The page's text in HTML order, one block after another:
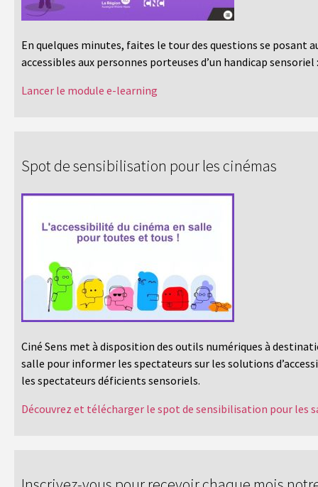
En quelques minutes, faites le tour des questions se posant
accessibles aux personnes porteuses d’un handicap sensoriel :
Lancer le module e-learning
Spot de sensibilisation pour les cinémas
Ciné Sens met à disposition des outils numériques à
salle pour informer les spectateurs sur les solutions
les spectateurs déficients sensoriels.
Découvrez et télécharger le spot de sensibilisation pour les